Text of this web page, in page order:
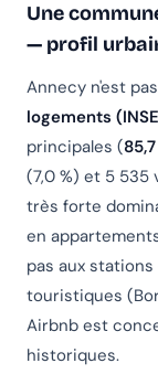
Une
— profil
Annecy n'est
logements
principales (
(7,0 %) et 5 535
très forte
en
pas aux
touristiques
Airbnb est
historiques.